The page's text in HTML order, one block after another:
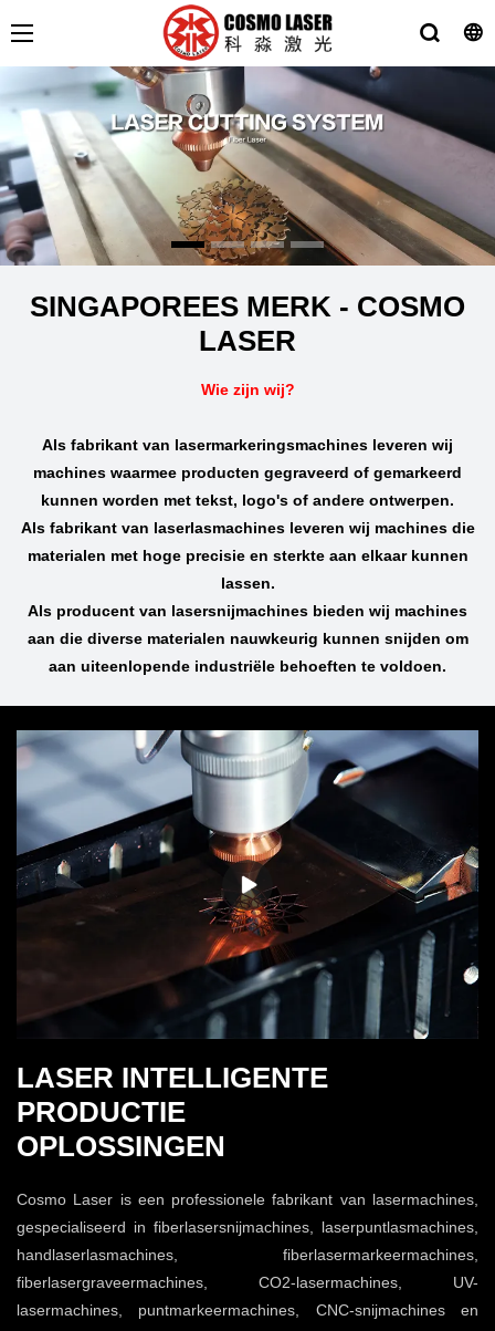
SINGAPOREES MERK - COSMO
LASER
Wie zijn wij?
Als fabrikant van lasermarkeringsmachines leveren wij
machines waarmee producten gegraveerd of gemarkeerd
kunnen worden met tekst, logo's of andere ontwerpen.
Als fabrikant van laserlasmachines leveren wij machines die
materialen met hoge precisie en sterkte aan elkaar kunnen
lassen.
Als producent van lasersnijmachines bieden wij machines
aan die diverse materialen nauwkeurig kunnen snijden om
aan uiteenlopende industriële behoeften te voldoen.
LASER INTELLIGENTE
PRODUCTIE
OPLOSSINGEN
Cosmo Laser is een professionele fabrikant van lasermachines,
gespecialiseerd in fiberlasersnijmachines, laserpuntlasmachines,
handlaserlasmachines, fiberlasermarkeermachines,
fiberlasergraveermachines, CO2-lasermachines, UV-
lasermachines, puntmarkeermachines, CNC-snijmachines en